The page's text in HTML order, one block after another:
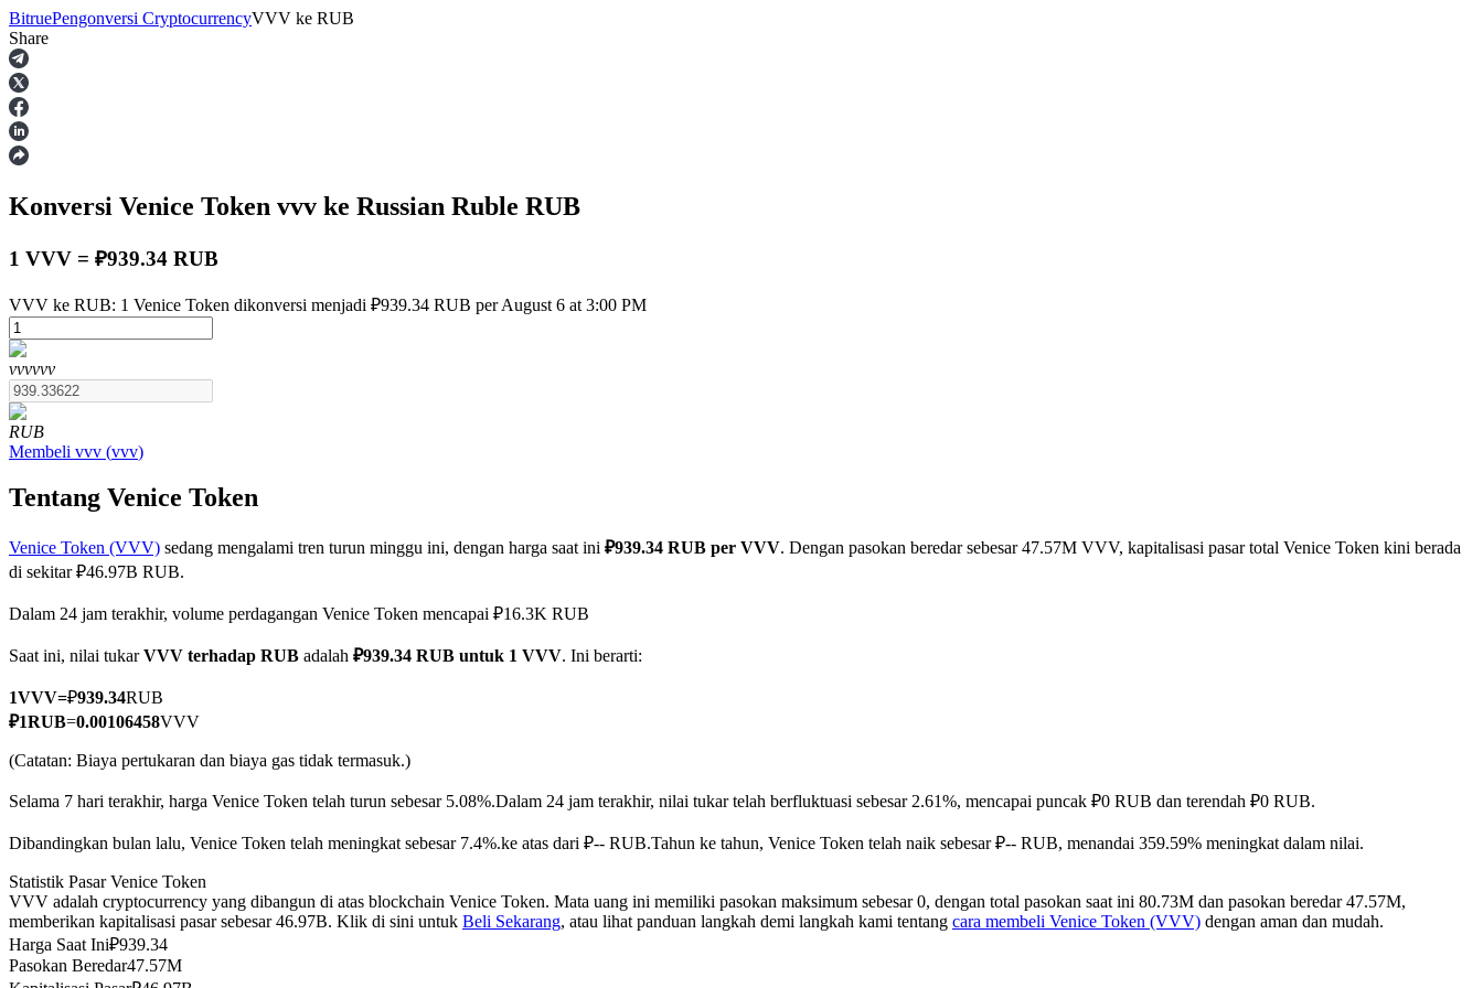
Berjangka
Kontrak berjangka menggunakan USDT sebagai jaminannya
TradFi
USDC Berjangka
BitruePengonversi CryptocurrencyVVV ke RUB
Share
Konversi Venice Token vvv ke Russian Ruble RUB
1 VVV = ₽939.34 RUB
VVV ke RUB: 1 Venice Token dikonversi menjadi ₽939.34 RUB per August 6 at 3:00 PM
vvvvvv
RUB
Membeli vvv (vvv)
Tentang Venice Token
Venice Token (VVV) sedang mengalami tren turun minggu ini, dengan harga saat ini ₽939.34 RUB per VVV. Dengan pasokan beredar sebesar 47.57M VVV, kapitalisasi pasar total Venice Token kini berada
di sekitar ₽46.97B RUB.
Dalam 24 jam terakhir, volume perdagangan Venice Token mencapai ₽16.3K RUB
Saat ini, nilai tukarVVV terhadap RUB adalah ₽939.34 RUB untuk 1 VVV. Ini berarti:
1VVV=₽939.34RUB
₽1RUB=0.00106458VVV
(Catatan: Biaya pertukaran dan biaya gas tidak termasuk.)
Selama 7 hari terakhir, harga Venice Token telah turun sebesar 5.08%.Dalam 24 jam terakhir, nilai tukar telah berfluktuasi sebesar 2.61%, mencapai puncak ₽0 RUB dan terendah ₽0 RUB.
Dibandingkan bulan lalu, Venice Token telah meningkat sebesar 7.4%.ke atas dari ₽-- RUB.Tahun ke tahun, Venice Token telah naik sebesar ₽-- RUB, menandai 359.59% meningkat dalam nilai.
Statistik Pasar Venice Token
VVV adalah cryptocurrency yang dibangun di atas blockchain Venice Token. Mata uang ini memiliki pasokan maksimum sebesar 0, dengan total pasokan saat ini 80.73M dan pasokan beredar 47.57M,
memberikan kapitalisasi pasar sebesar 46.97B. Klik di sini untuk Beli Sekarang, atau lihat panduan langkah demi langkah kami tentang cara membeli Venice Token (VVV) dengan aman dan mudah.
Harga Saat Ini₽939.34
Pasokan Beredar47.57M